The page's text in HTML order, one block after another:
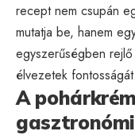
recept nem csupán
mutatja be, hanem
egyszerűségben
élvezetek fontosságát.
A